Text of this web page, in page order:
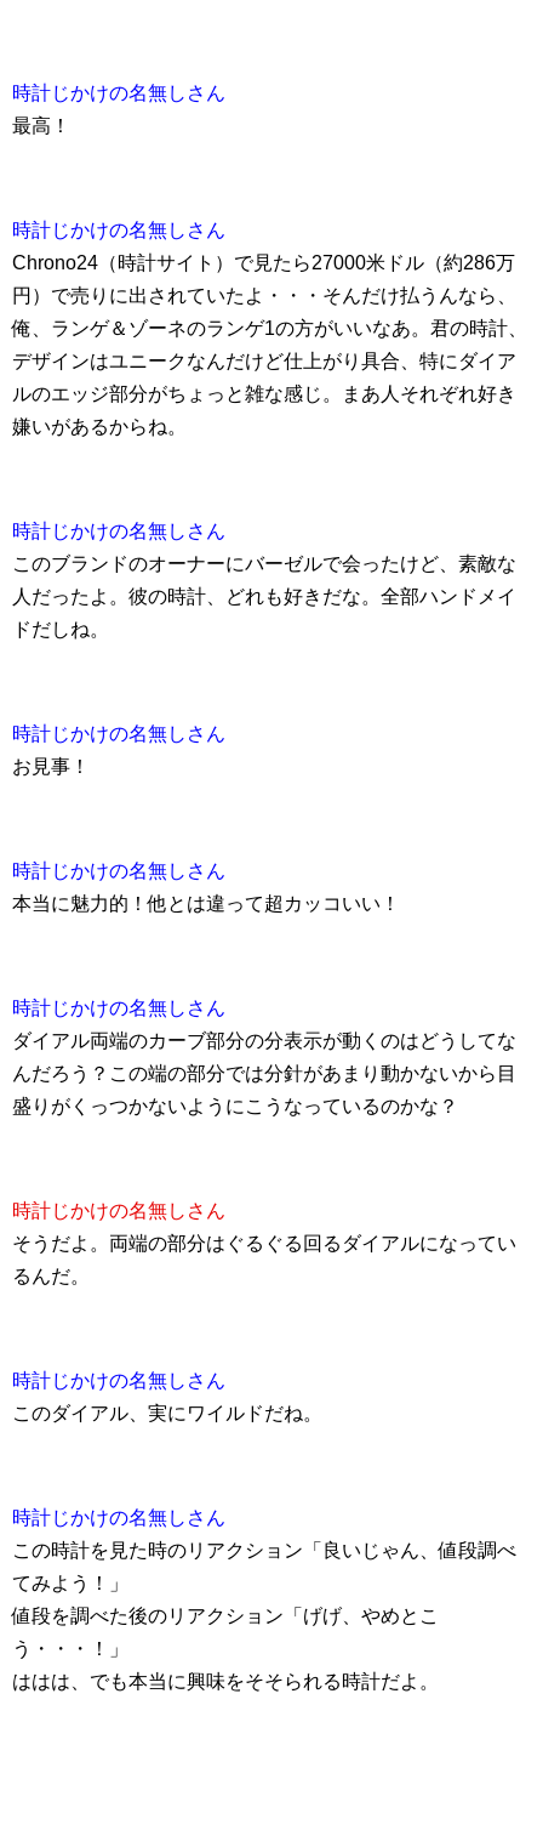
時計じかけの名無しさん
最高！
時計じかけの名無しさん
Chrono24（時計サイト）で見たら27000米ドル（約286万
円）で売りに出されていたよ・・・そんだけ払うんなら、
俺、ランゲ＆ゾーネのランゲ1の方がいいなあ。君の時計、
デザインはユニークなんだけど仕上がり具合、特にダイア
ルのエッジ部分がちょっと雑な感じ。まあ人それぞれ好き
嫌いがあるからね。
時計じかけの名無しさん
このブランドのオーナーにバーゼルで会ったけど、素敵な
人だったよ。彼の時計、どれも好きだな。全部ハンドメイ
ドだしね。
時計じかけの名無しさん
お見事！
時計じかけの名無しさん
本当に魅力的！他とは違って超カッコいい！
時計じかけの名無しさん
ダイアル両端のカーブ部分の分表示が動くのはどうしてな
んだろう？この端の部分では分針があまり動かないから目
盛りがくっつかないようにこうなっているのかな？
時計じかけの名無しさん
そうだよ。両端の部分はぐるぐる回るダイアルになってい
るんだ。
時計じかけの名無しさん
このダイアル、実にワイルドだね。
時計じかけの名無しさん
この時計を見た時のリアクション「良いじゃん、値段調べ
てみよう！」
値段を調べた後のリアクション「げげ、やめとこ
う・・・！」
ははは、でも本当に興味をそそられる時計だよ。